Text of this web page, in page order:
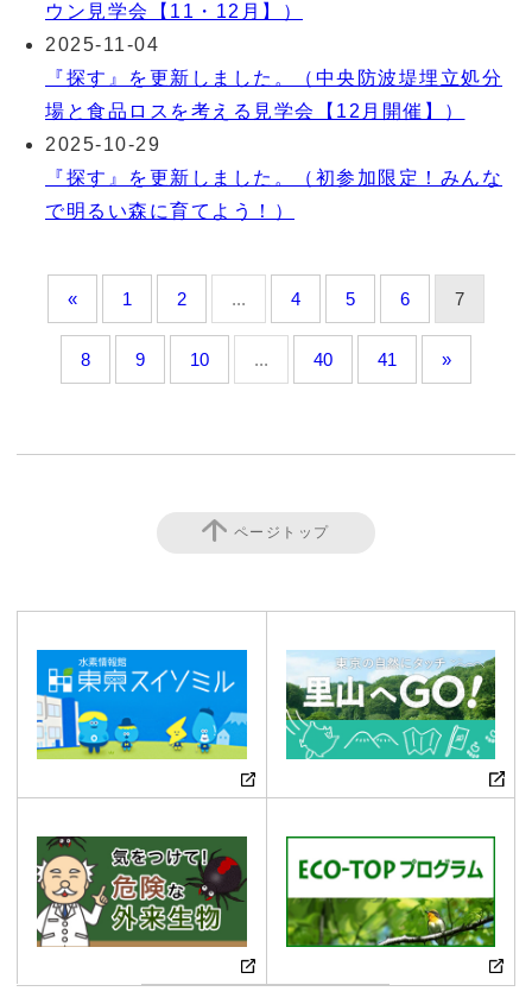
ウン見学会【11・12月】）
2025-11-04
『探す』を更新しました。（中央防波堤埋立処分
場と食品ロスを考える見学会【12月開催】）
2025-10-29
『探す』を更新しました。（初参加限定！みんな
で明るい森に育てよう！）
« 1 2 ... 4 5 6 7
8 9 10 ... 40 41 »
ページトップ